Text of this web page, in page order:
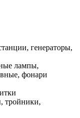
генераторы,
лампы,
фонари
тройники,